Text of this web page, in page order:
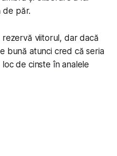
de păr.
viitorul, dar dacă
bună atunci cred că seria
de cinste în analele